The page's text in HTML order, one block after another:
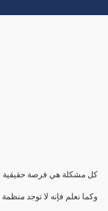
كل مشكلة هي فرصة حقيقية
وكما نعلم فإنه لا توجد